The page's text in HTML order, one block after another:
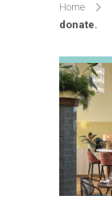
Home
donate.